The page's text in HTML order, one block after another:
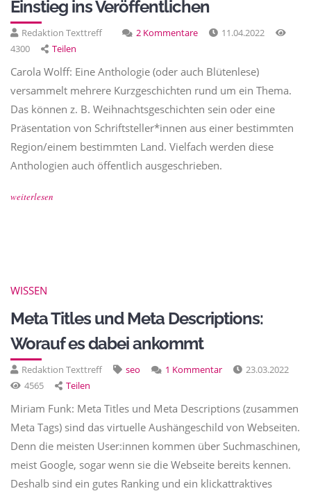
Einstieg ins Veröffentlichen
Redaktion Texttreff 2 Kommentare
11.04.2022
4300
Teilen
Carola Wolff: Eine Anthologie (oder auch Blütenlese)
versammelt mehrere Kurzgeschichten rund um ein Thema.
Das können z. B. Weihnachtsgeschichten sein oder eine
Präsentation von Schriftsteller*innen aus einer bestimmten
Region/einem bestimmten Land. Vielfach werden diese
Anthologien auch öffentlich ausgeschrieben.
weiterlesen
WISSEN
Meta Titles und Meta Descriptions:
Worauf es dabei ankommt
Redaktion Texttreff seo 1 Kommentar
23.03.2022
4565
Teilen
Miriam Funk: Meta Titles und Meta Descriptions (zusammen
Meta Tags) sind das virtuelle Aushängeschild von Webseiten.
Denn die meisten User:innen kommen über Suchmaschinen,
meist Google, sogar wenn sie die Webseite bereits kennen.
Deshalb sind ein gutes Ranking und ein klickattraktives